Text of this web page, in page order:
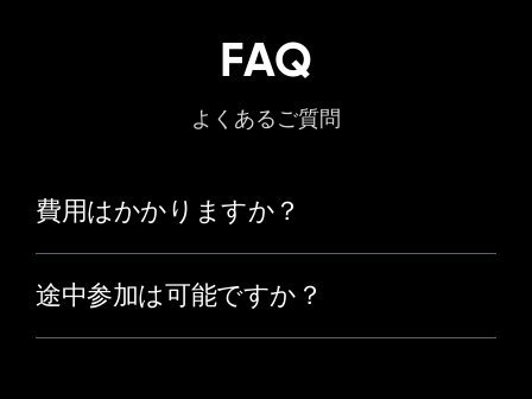
FAQ
よくあるご質問
費用はかかりますか？
途中参加は可能ですか？